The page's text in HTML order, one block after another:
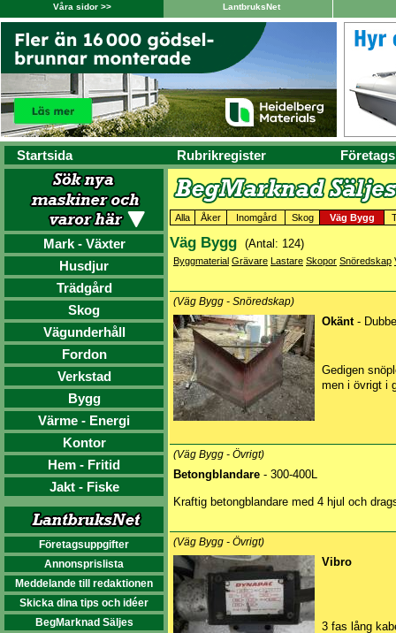
Våra sidor >> LantbruksNet
Startsida Rubrikregister
Mark - Växter
Husdjur
Trädgård
Skog
Vägunderhåll
Fordon
Verkstad
Bygg
Värme - Energi
Kontor
Hem - Fritid
Jakt - Fiske
Företagsuppgifter
Annonsprislista
Meddelande till redaktionen
Skicka dina tips och idéer
BegMarknad Säljes
Alla Åker Inomgård Skog Väg Bygg
Väg Bygg (Antal: 124)
Byggmaterial Grävare Lastare Skopor Snöredskap
(Väg Bygg - Snöredskap)
Okänt-
Gedigen
men i övrigt i
(Väg Bygg - Övrigt)
Betongblandare - 300-400L
Kraftig betongblandare med 4 hjul och
(Väg Bygg - Övrigt)
Vibro
3 fas lång